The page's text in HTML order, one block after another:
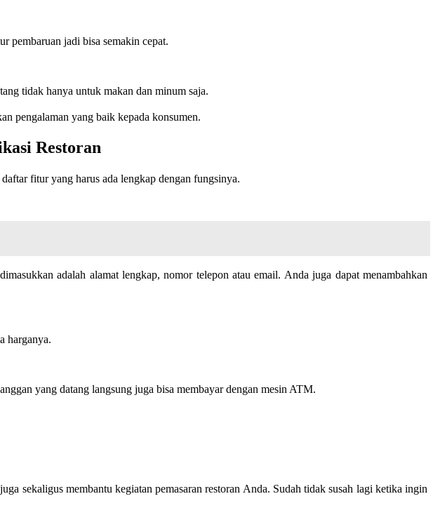
pembaruan jadi bisa semakin cepat.
tidak hanya untuk makan dan minum saja.
pengalaman yang baik kepada konsumen.
Restoran
fitur yang harus ada lengkap dengan fungsinya.
adalah alamat lengkap, nomor telepon atau email. Anda juga dapat menambahkan
harganya.
yang datang langsung juga bisa membayar dengan mesin ATM.
sekaligus membantu kegiatan pemasaran restoran Anda. Sudah tidak susah lagi ketika ingin